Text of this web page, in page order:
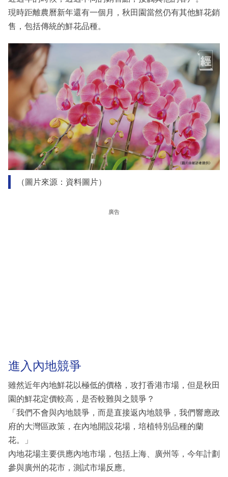
現時距離農曆新年還有一個月，秋田園當然仍有其他鮮花銷
售，包括傳統的鮮花品種。
（圖片來源：資料圖片）
廣告
進入內地競爭
雖然近年內地鮮花以極低的價格，攻打香港市場，但是秋田
園的鮮花定價較高，是否較難與之競爭？
「我們不會與內地競爭，而是直接返內地競爭，我們響應政
府的大灣區政策，在內地開設花場，培植特別品種的蘭
花。」
內地花場主要供應內地市場，包括上海、廣州等，今年計劃
參與廣州的花市，測試市場反應。